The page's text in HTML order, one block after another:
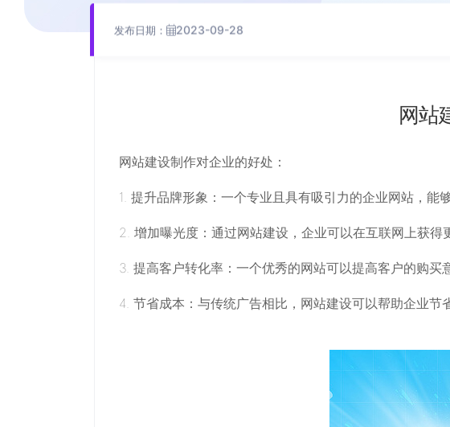
发布日期： 2023-09-28
网站
网站建设制作对企业的好处：
1. 提升品牌形象：一个专业且具有吸引力的企业网站，
2. 增加曝光度：通过网站建设，企业可以在互联网上获得
3. 提高客户转化率：一个优秀的网站可以提高客户的购买
4. 节省成本：与传统广告相比，网站建设可以帮助企业节